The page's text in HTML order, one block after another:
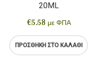
20ML
€5.58 με ΦΠΑ
ΠΡΟΣΘΉΚΗ ΣΤΟ ΚΑΛΆΘΙ